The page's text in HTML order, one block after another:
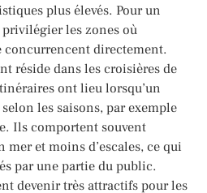
plus élevés. Pour un
les zones où
concurrencent directement.
réside dans les croisières de
ont lieu lorsqu’un
les saisons, par exemple
Ils comportent souvent
mer et moins d’escales, ce qui
par une partie du public.
devenir très attractifs pour les